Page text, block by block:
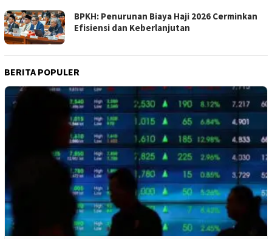
BPKH: Penurunan Biaya Haji 2026 Cerminkan
Efisiensi dan Keberlanjutan
BERITA POPULER